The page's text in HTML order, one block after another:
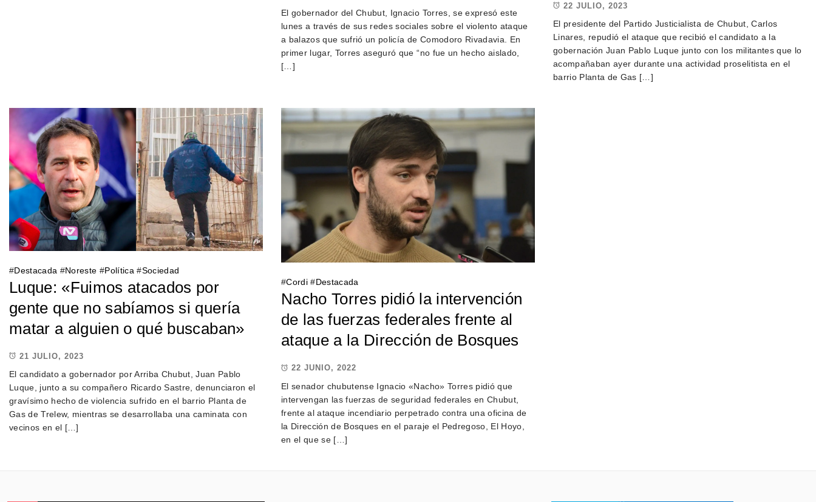
El gobernador del Chubut, Ignacio Torres, se expresó este
lunes a través de sus redes sociales sobre el violento ataque
a balazos que sufrió un policía de Comodoro Rivadavia. En
primer lugar, Torres aseguró que “no fue un hecho aislado,
[…]
22 JULIO, 2023
El presidente del Partido Justicialista de Chubut, Carlos
Linares, repudió el ataque que recibió el candidato a la
gobernación Juan Pablo Luque junto con los militantes que lo
acompañaban ayer durante una actividad proselitista en el
barrio Planta de Gas […]
#Destacada #Noreste #Política #Sociedad
Luque: «Fuimos atacados por
gente que no sabíamos si quería
matar a alguien o qué buscaban»
21 JULIO, 2023
El candidato a gobernador por Arriba Chubut, Juan Pablo
Luque, junto a su compañero Ricardo Sastre, denunciaron el
gravísimo hecho de violencia sufrido en el barrio Planta de
Gas de Trelew, mientras se desarrollaba una caminata con
vecinos en el […]
#Cordi #Destacada
Nacho Torres pidió la intervención
de las fuerzas federales frente al
ataque a la Dirección de Bosques
22 JUNIO, 2022
El senador chubutense Ignacio «Nacho» Torres pidió que
intervengan las fuerzas de seguridad federales en Chubut,
frente al ataque incendiario perpetrado contra una oficina de
la Dirección de Bosques en el paraje el Pedregoso, El Hoyo,
en el que se […]